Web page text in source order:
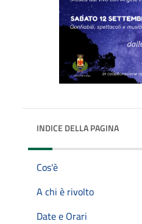
INDICE DELLA PAGINA
Cos'è
A chi è rivolto
Date e Orari